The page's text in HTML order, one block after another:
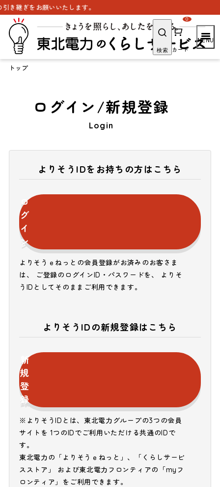
継ぎをお願いいたします。
検索 カート
0
トップ
ログイン/新規登録
Login
よりそうIDをお持ちの方はこちら
ロ
グ
イ
ン
よりそうｅねっとの会員登録がお済みのお客さま
は、 ご登録のログインID・パスワードを、 よりそ
うIDとしてそのままご利用できます。
よりそうIDの新規登録はこちら
新
規
登
録
※よりそうIDとは、東北電力グループの3つの会員
サイトを 1つのIDでご利用いただける共通のIDで
す。
東北電力の「よりそうｅねっと」、「くらしサービ
スストア」 および東北電力フロンティアの「myフ
ロンティア」をご利用できます。